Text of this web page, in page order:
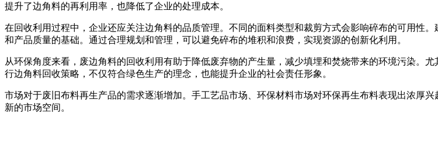
提升了边角料的再利用率，也降低了企业的处理成本。
在回收利用过程中，企业还应关注边角料的品质管理。不同的面料类型和裁剪方式会影响碎布的可用性
和产品质量的基础。通过合理规划和管理，可以避免碎布的堆积和浪费，实现资源的创新化利用。
从环保角度来看，废边角料的回收利用有助于降低废弃物的产生量，减少填埋和焚烧带来的环境污染。
行边角料回收策略，不仅符合绿色生产的理念，也能提升企业的社会责任形象。
市场对于废旧布料再生产品的需求逐渐增加。手工艺品市场、环保材料市场对环保再生布料表现出浓厚
新的市场空间。